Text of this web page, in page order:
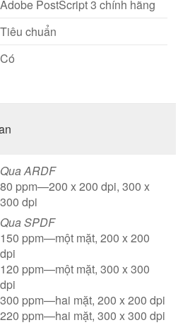
Adobe PostScript 3 chính hãng
Tiêu chuẩn
Có
Qua ARDF
80 ppm—200 x 200 dpi, 300 x
300 dpi
Qua SPDF
150 ppm—một mặt, 200 x 200
dpi
120 ppm—một mặt, 300 x 300
dpi
300 ppm—hai mặt, 200 x 200 dpi
220 ppm—hai mặt, 300 x 300 dpi